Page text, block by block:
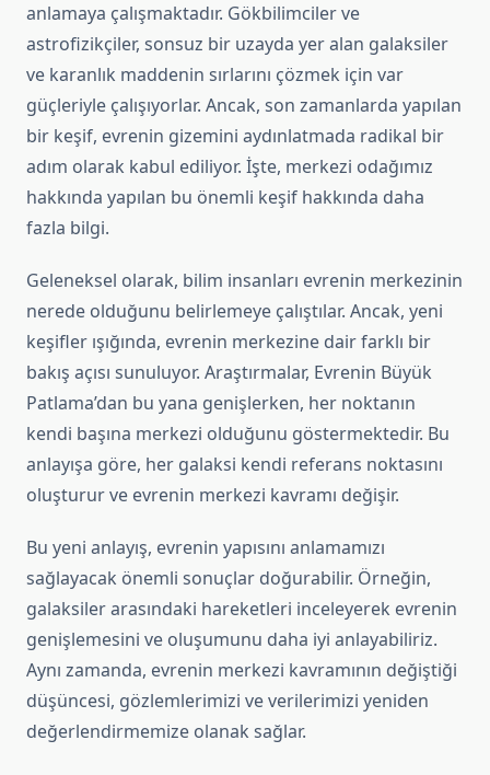
anlamaya çalışmaktadır. Gökbilimciler ve
astrofizikçiler, sonsuz bir uzayda yer alan galaksiler
ve karanlık maddenin sırlarını çözmek için var
güçleriyle çalışıyorlar. Ancak, son zamanlarda yapılan
bir keşif, evrenin gizemini aydınlatmada radikal bir
adım olarak kabul ediliyor. İşte, merkezi odağımız
hakkında yapılan bu önemli keşif hakkında daha
fazla bilgi.
Geleneksel olarak, bilim insanları evrenin merkezinin
nerede olduğunu belirlemeye çalıştılar. Ancak, yeni
keşifler ışığında, evrenin merkezine dair farklı bir
bakış açısı sunuluyor. Araştırmalar, Evrenin Büyük
Patlama’dan bu yana genişlerken, her noktanın
kendi başına merkezi olduğunu göstermektedir. Bu
anlayışa göre, her galaksi kendi referans noktasını
oluşturur ve evrenin merkezi kavramı değişir.
Bu yeni anlayış, evrenin yapısını anlamamızı
sağlayacak önemli sonuçlar doğurabilir. Örneğin,
galaksiler arasındaki hareketleri inceleyerek evrenin
genişlemesini ve oluşumunu daha iyi anlayabiliriz.
Aynı zamanda, evrenin merkezi kavramının değiştiği
düşüncesi, gözlemlerimizi ve verilerimizi yeniden
değerlendirmemize olanak sağlar.